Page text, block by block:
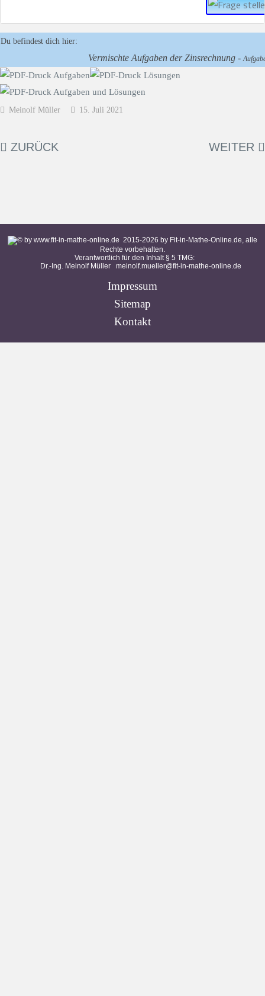
Du befindest dich hier:
Vermischte Aufgaben der Zinsrechnung -
Meinolf Müller 15. Juli 2021
ZURÜCK WEITER
2015-2026 by Fit-in-Mathe-Online.de, alle
Rechte vorbehalten.
Verantwortlich für den Inhalt § 5 TMG:
Dr.-Ing. Meinolf Müller meinolf.mueller@fit-in-mathe-online.de
Impressum
Sitemap
Kontakt